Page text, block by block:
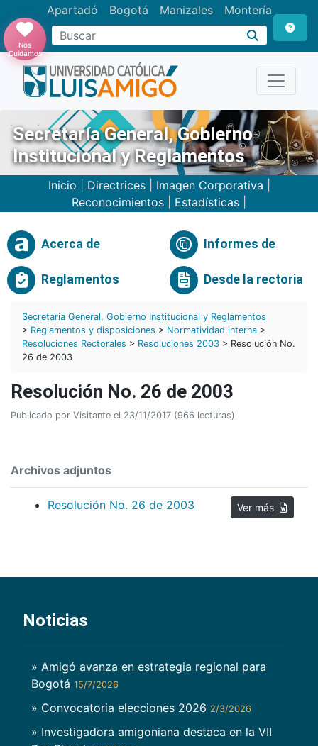
Apartadó Bogotá Manizales Montería
Buscar
Nos
Cuidamos
Secretaría General, Gobierno
Institucional y Reglamentos
Inicio Directrices| Imagen Corporativa
Reconocimientos
Estadísticas
Acerca de Informes de
Reglamentos Desde la rectoria
Secretaría General, Gobierno Institucional y Reglamentos
> Reglamentos y disposiciones > Normatividad interna >
Resoluciones Rectorales > Resoluciones 2003 > Resolución No.
26 de 2003
Resolución No. 26 de 2003
Publicado por Visitante el 23/11/2017 (966 lecturas)
Archivos adjuntos
Resolución No. 26 de 2003
Noticias
» Amigó avanza en estrategia regional para
Bogotá 15/7/2026
» Convocatoria elecciones 2026 2/3/2026
» Investigadora amigoniana destaca en la VII